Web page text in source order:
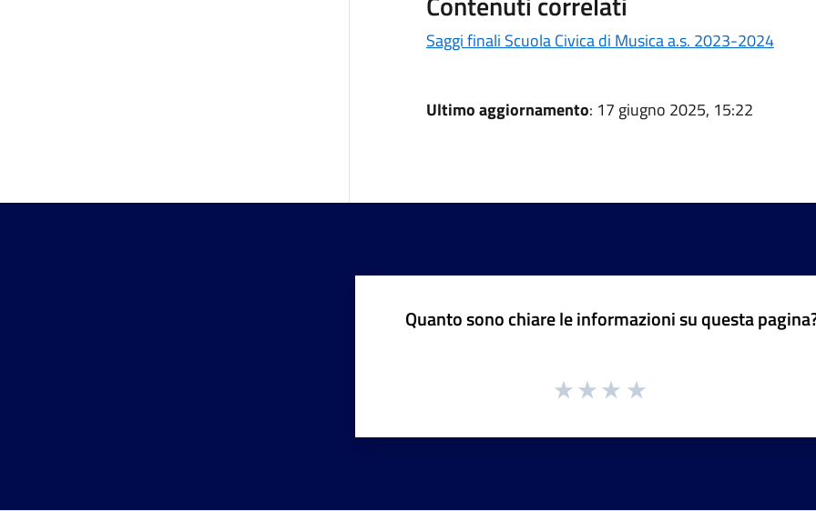
Saggi finali Scuola Civica di Musica a.s. 2023-2024
Ultimo aggiornamento: 17 giugno 2025, 15:22
Quanto sono chiare le informazioni su questa